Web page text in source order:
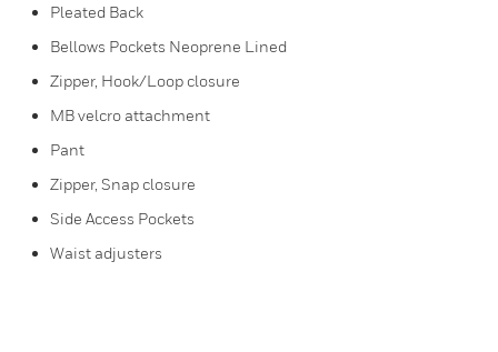
Pleated Back
Bellows Pockets Neoprene Lined
Zipper, Hook/Loop closure
MB velcro attachment
Pant
Zipper, Snap closure
Side Access Pockets
Waist adjusters